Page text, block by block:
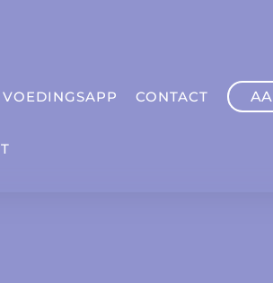
VOEDINGSAPP CONTACT